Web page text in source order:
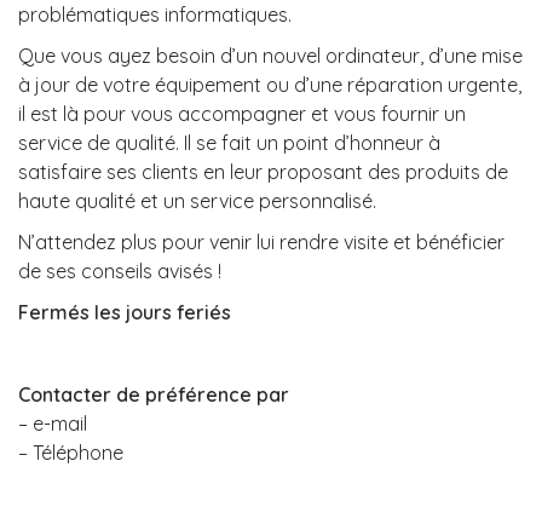
problématiques informatiques.
Que vous ayez besoin d’un nouvel ordinateur, d’une mise
à jour de votre équipement ou d’une réparation urgente,
il est là pour vous accompagner et vous fournir un
service de qualité. Il se fait un point d’honneur à
satisfaire ses clients en leur proposant des produits de
haute qualité et un service personnalisé.
N’attendez plus pour venir lui rendre visite et bénéficier
de ses conseils avisés !
Fermés les jours feriés
Contacter de préférence par
– e-mail
– Téléphone